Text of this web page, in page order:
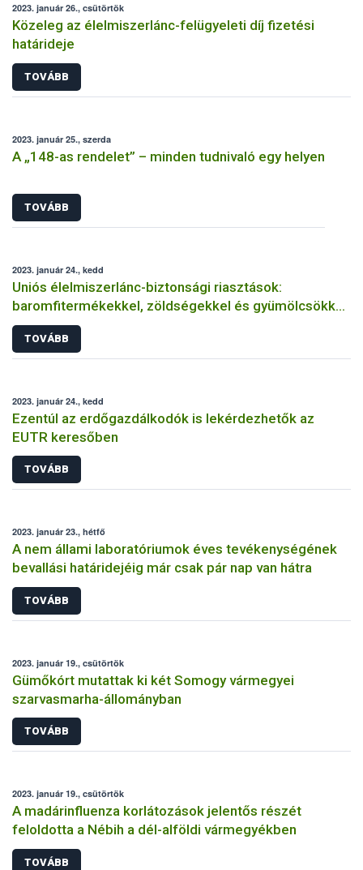
2023. január 26., csütörtök
Közeleg az élelmiszerlánc-felügyeleti díj fizetési
határideje
TOVÁBB
2023. január 25., szerda
A „148-as rendelet” – minden tudnivaló egy helyen
TOVÁBB
2023. január 24., kedd
Uniós élelmiszerlánc-biztonsági riasztások:
baromfitermékekkel, zöldségekkel és gyümölcsökkel
volt a legtöbb gond
TOVÁBB
2023. január 24., kedd
Ezentúl az erdőgazdálkodók is lekérdezhetők az
EUTR keresőben
TOVÁBB
2023. január 23., hétfő
A nem állami laboratóriumok éves tevékenységének
bevallási határidejéig már csak pár nap van hátra
TOVÁBB
2023. január 19., csütörtök
Gümőkórt mutattak ki két Somogy vármegyei
szarvasmarha-állományban
TOVÁBB
2023. január 19., csütörtök
A madárinfluenza korlátozások jelentős részét
feloldotta a Nébih a dél-alföldi vármegyékben
TOVÁBB